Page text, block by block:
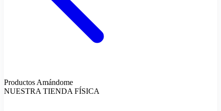
Productos Amándome
NUESTRA TIENDA FÍSICA